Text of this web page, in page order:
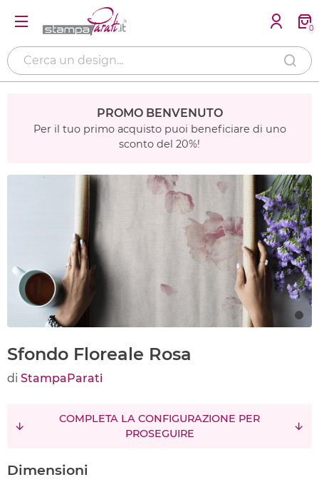
0
PROMO BENVENUTO
Per il tuo primo acquisto puoi beneficiare di uno
sconto del 20%!
Sfondo Floreale Rosa
di StampaParati
COMPLETA LA CONFIGURAZIONE PER
PROSEGUIRE
Dimensioni